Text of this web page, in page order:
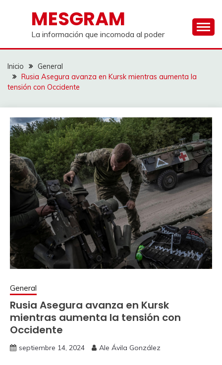
contenidoMESGRAM
La información que incomoda al poder
Inicio
General
Rusia Asegura avanza en Kursk mientras aumenta la
tensión con Occidente
General
Rusia Asegura avanza en Kursk
mientras aumenta la tensión con
Occidente
septiembre 14, 2024 Ale Ávila González